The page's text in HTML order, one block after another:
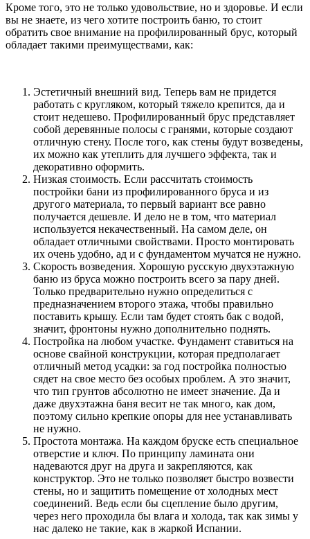
Кроме того, это не только удовольствие, но и здоровье. И если
вы не знаете, из чего хотите построить баню, то стоит
обратить свое внимание на профилированный брус, который
обладает такими преимуществами, как:
Эстетичный внешний вид. Теперь вам не придется
работать с кругляком, который тяжело крепится, да и
стоит недешево. Профилированный брус представляет
собой деревянные полосы с гранями, которые создают
отличную стену. После того, как стены будут возведены,
их можно как утеплить для лучшего эффекта, так и
декоративно оформить.
Низкая стоимость. Если рассчитать стоимость
постройки бани из профилированного бруса и из
другого материала, то первый вариант все равно
получается дешевле. И дело не в том, что материал
используется некачественный. На самом деле, он
обладает отличными свойствами. Просто монтировать
их очень удобно, ад и с фундаментом мучатся не нужно.
Скорость возведения. Хорошую русскую двухэтажную
баню из бруса можно построить всего за пару дней.
Только предварительно нужно определиться с
предназначением второго этажа, чтобы правильно
поставить крышу. Если там будет стоять бак с водой,
значит, фронтоны нужно дополнительно поднять.
Постройка на любом участке. Фундамент ставиться на
основе свайной конструкции, которая предполагает
отличный метод усадки: за год постройка полностью
сядет на свое место без особых проблем. А это значит,
что тип грунтов абсолютно не имеет значение. Да и
даже двухэтажна баня весит не так много, как дом,
поэтому сильно крепкие опоры для нее устанавливать
не нужно.
Простота монтажа. На каждом бруске есть специальное
отверстие и ключ. По принципу ламината они
надеваются друг на друга и закрепляются, как
конструктор. Это не только позволяет быстро возвести
стены, но и защитить помещение от холодных мест
соединений. Ведь если бы сцепление было другим,
через него проходила бы влага и холода, так как зимы у
нас далеко не такие, как в жаркой Испании.